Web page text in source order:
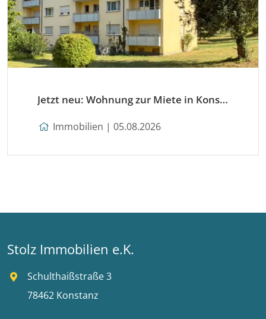
Jetzt neu: Wohnung zur Miete in Konstanz
Immobilien | 05.08.2026
Stolz Immobilien e.K.
Schulthaißstraße 3
78462 Konstanz